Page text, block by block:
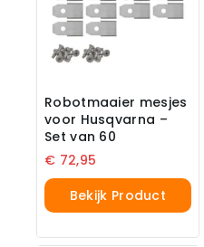
Robotmaaier mesjes
voor Husqvarna –
Set van 60
€ 72,95
Bekijk Product